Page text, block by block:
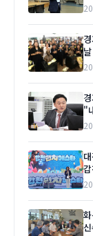
"